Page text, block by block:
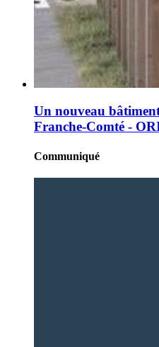
Un nouveau
Franche-Comté -
Communiqué